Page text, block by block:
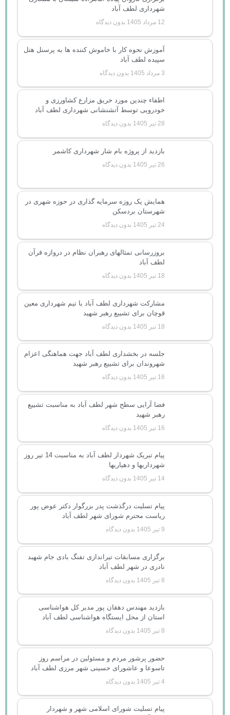
شهرداری لطف آباد
12 مرداد 1405 بدون دیدگاه
آموزش نحوه کار با خاموش کننده ها به پرسنل هتل
سپیده لطف آباد
3 مرداد 1405 بدون دیدگاه
اطفاء چندین مورد حریق مزارع کشاورزی و
خودرویی توسط آتشنشانی شهرداری لطف آباد
28 تیر 1405 بدون دیدگاه
بازدید از پروژه بام شار شهرداری کاشمر
26 تیر 1405 بدون دیدگاه
همایش یک روزه سرمایه گذاری در حوزه شهری در
شهرستان بردسکن
24 تیر 1405 بدون دیدگاه
بروزرسانی تمثالهای رهبران نظام در دروازه قرآن
لطف آباد
18 تیر 1405 بدون دیدگاه
مشارکت شهرداری لطف آباد با تیم شهرداری معین
قوچان برای تشییع رهبر شهید
18 تیر 1405 بدون دیدگاه
جلسه در بخشداری لطف آباد جهت هماهنگی اعزام
شهروندان برای تشییع رهبر شهید
16 تیر 1405 بدون دیدگاه
فضا آرایی سطح شهر لطف آباد به مناسبت تشییع
رهبر شهید
16 تیر 1405 بدون دیدگاه
پیام تبریک شهردار لطف آباد به مناسبت 14 تیر روز
شهرداریها و دهیاریها
14 تیر 1405 بدون دیدگاه
پیام تسلیت درگذشت پدر بزرگوار دکتر عوض پور
ریاست محترم شورای شهر لطف آباد
9 تیر 1405 بدون دیدگاه
برگزاری مسابقات تیراندازی تفنگ بادی جام شهید
نادری در شهر لطف آباد
8 تیر 1405 بدون دیدگاه
بازدید مهندس دهقان پور مدیر کل هواشناسی
استان از محل ایستگاه هواشناسی لطف آباد
8 تیر 1405 بدون دیدگاه
حضور پرشور مردم و مسئولین در مراسم روز
تاسوعا و عاشورای حسینی شهر مرزی لطف آباد
4 تیر 1405 بدون دیدگاه
پیام تسلیت شورای اسلامی شهر و شهردار